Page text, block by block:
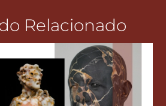
Relacionado